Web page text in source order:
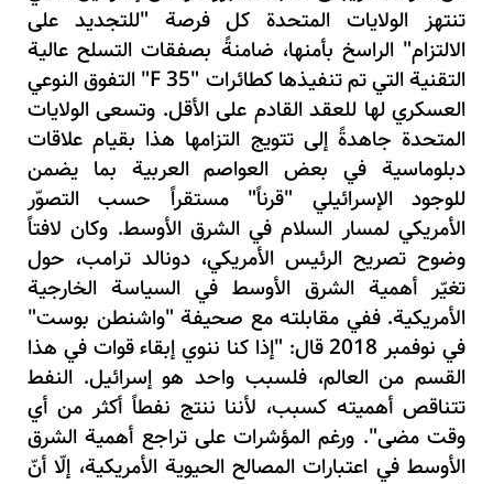
تنتهز الولايات المتحدة كل فرصة "للتجديد على
الالتزام" الراسخ بأمنها، ضامنةً بصفقات التسلح عالية
التقنية التي تم تنفيذها كطائرات "F 35"
التفوق النوعي
العسكري لها للعقد القادم على الأقل. وتسعى الولايات
المتحدة جاهدةً إلى تتويج التزامها هذا بقيام علاقات
دبلوماسية في بعض العواصم العربية بما يضمن
للوجود الإسرائيلي "قرناً" مستقراً حسب التصوّر
الأمريكي لمسار السلام في الشرق الأوسط. وكان لافتاً
وضوح تصريح الرئيس الأمريكي، دونالد ترامب، حول
تغيّر أهمية الشرق الأوسط في السياسة الخارجية
الأمريكية. ففي مقابلته مع صحيفة "واشنطن بوست"
في نوفمبر 2018 قال: "إذا كنا ننوي إبقاء قوات في هذا
القسم من العالم، فلسبب واحد هو إسرائيل. النفط
تتناقص أهميته كسبب، لأننا ننتج نفطاً أكثر من أي
وقت مضى". ورغم المؤشرات على تراجع أهمية الشرق
الأوسط في اعتبارات المصالح الحيوية الأمريكية، إلّا أنّ